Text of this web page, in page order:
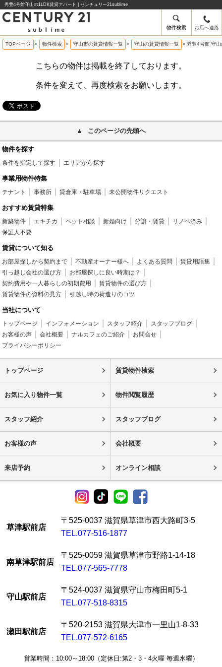
秀豊4号館守山の1LDK賃貸アパート | センチュリー21sublime
物件検索 お店へ連絡
TOPページ > 物件検索 > 守山市の賃貸情報一覧 > 守山の賃貸情報一覧 > 秀豊4号館 守
こちらの物件は掲載を終了しております。
条件を変えて、再度検索をお願いします。
このページの先頭へ
物件を探す
条件を指定して探す エリアから探す
事業用物件特集
テナント 事務所 貸倉庫・駐車場 未公開物件リクエスト
おすすめ賃貸特集
新築物件 エキチカ ペット相談 新婚向け 分譲・賃貸
リノベ済み
保証人不要
賃貸について知る
お部屋探しから契約まで 不動産オーナー様へ よくある質問
賃貸用語集
引っ越し会社の選び方
お部屋探しに良い時期は？
契約費用や一人暮らしの初期費用
賃貸物件の選び方
賃貸物件の資料の見方
引越し時の荷造りのコツ
当社について
トップページ インフォメーション スタッフ紹介
スタッフブログ
お客様の声
会社概要 ナルカフェのご紹介
お問合せ
プライバシーポリシー
トップページ 賃貸物件検索
お気に入り物件一覧 物件閲覧履歴
スタッフ紹介 スタッフブログ
お客様の声 会社概要
来店予約 オンライン相談
草津駅前店
〒525-0037 滋賀県草津市西大路町3-5
TEL.077-516-1877
南草津駅前店
〒525-0059 滋賀県草津市野路1-14-18
TEL.077-565-7778
守山駅前店
〒524-0037 滋賀県守山市梅田町5-1
TEL.077-518-8315
瀬田駅前店
〒520-2153 滋賀県大津市一里山1-8-33
TEL.077-572-6165
営業時間：10:00～18:00（定休日:第2・3・4火曜 毎週水曜）